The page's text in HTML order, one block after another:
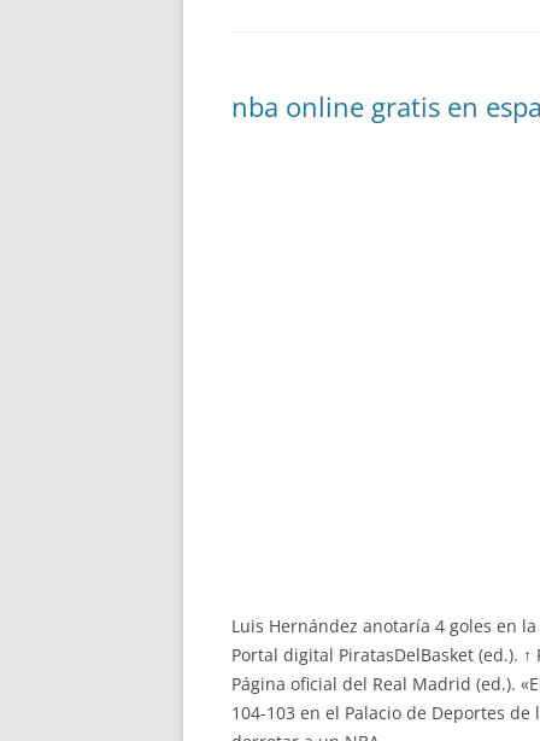
nba online gratis en
Luis Hernández anotaría 4 goles en
Portal digital PiratasDelBasket (ed.).
Página oficial del Real Madrid (ed.).
104-103 en el Palacio de Deportes